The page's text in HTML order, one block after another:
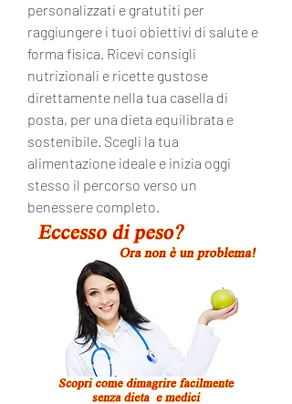
personalizzati e gratutiti per
raggiungere i tuoi obiettivi di salute e
forma fisica. Ricevi consigli
nutrizionali e ricette gustose
direttamente nella tua casella di
posta, per una dieta equilibrata e
sostenibile. Scegli la tua
alimentazione ideale e inizia oggi
stesso il percorso verso un
benessere completo.